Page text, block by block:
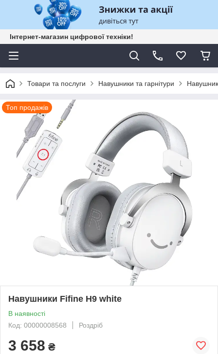
Інтернет-магазин цифрової техніки!
Товари та послуги Навушники та гарнітури
Топ продажів
Навушники Fifine H9 white
В наявності
Код: 00000008568
Роздріб
3 658 ₴